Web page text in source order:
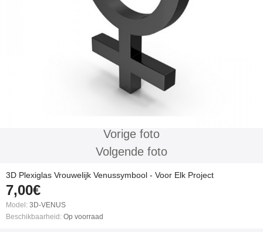
Vorige foto
Volgende foto
3D Plexiglas Vrouwelijk Venussymbool - Voor Elk Project
7,00€
Model: 3D-VENUS
Beschikbaarheid: Op voorraad